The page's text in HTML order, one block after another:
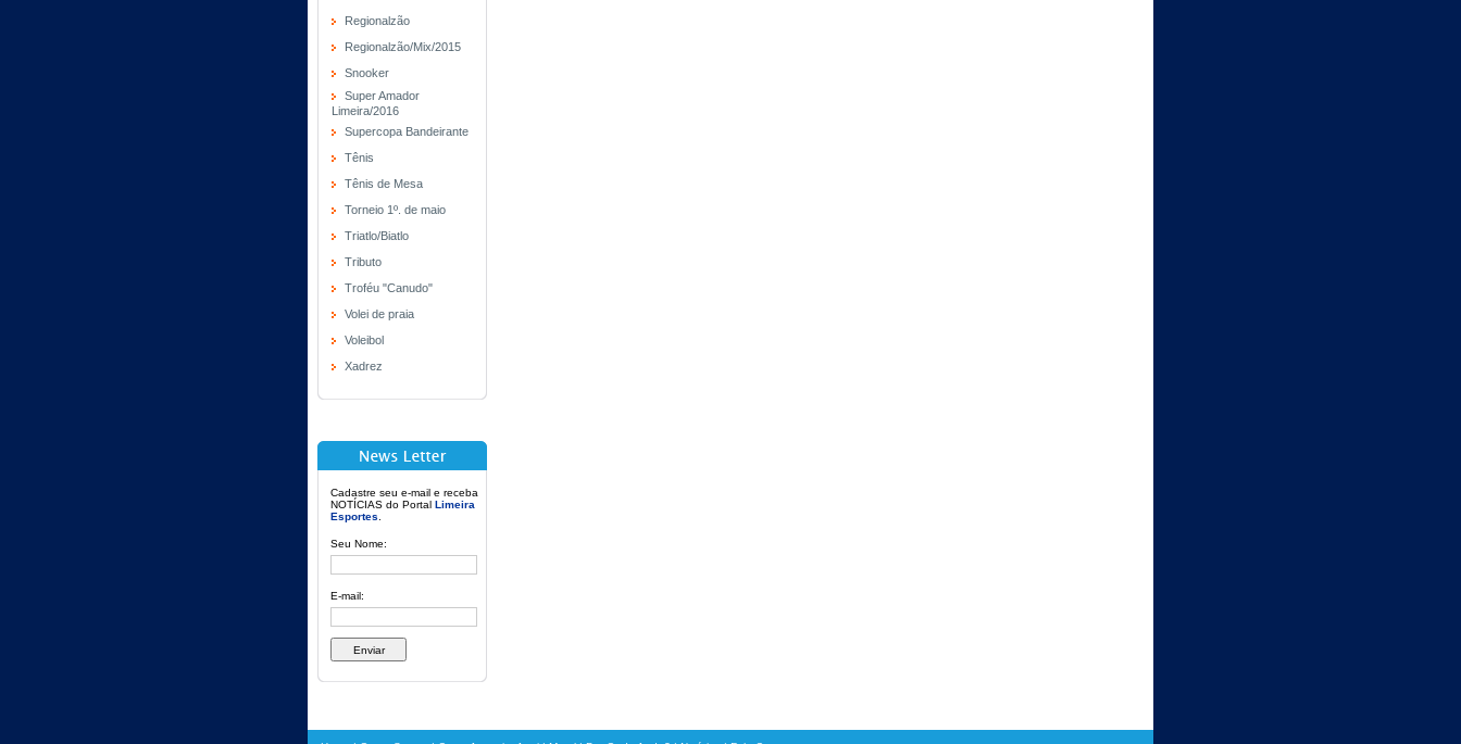
Regionalzão
Regionalzão/Mix/2015
Snooker
Super Amador
Limeira/2016
Supercopa Bandeirante
Tênis
Tênis de Mesa
Torneio 1º. de maio
Triatlo/Biatlo
Tributo
Troféu "Canudo"
Volei de praia
Voleibol
Xadrez
Cadastre seu e-mail e receba
NOTÍCIAS do Portal Limeira
Esportes
Seu Nome:
E-mail: